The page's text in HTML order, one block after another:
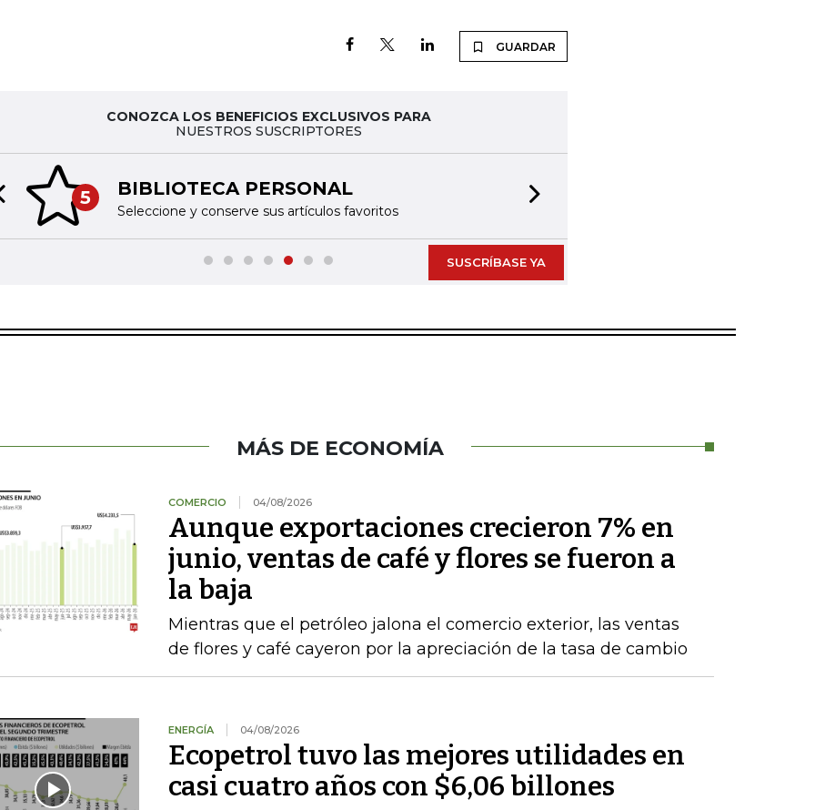
GUARDAR
CONOZCA LOS BENEFICIOS EXCLUSIVOS PARA
NUESTROS SUSCRIPTORES
5 BIBLIOTECA PERSONAL
Seleccione y conserve sus artículos favoritos
slide
SUSCRÍBASE YA
MÁS DE ECONOMÍA
COMERCIO 04/08/2026
Aunque exportaciones crecieron 7% en
junio, ventas de café y flores se fueron a
la baja
Mientras que el petróleo jalona el comercio exterior, las ventas
de flores y café cayeron por la apreciación de la tasa de cambio
ENERGÍA 04/08/2026
Ecopetrol tuvo las mejores utilidades en
casi cuatro años con $6,06 billones